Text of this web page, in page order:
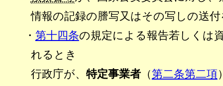
情報の記録の謄写又はその写しの送
・ 第十四条の規定による報告若しくは
れるとき
行政庁が、 特定事業者（第二条第二項